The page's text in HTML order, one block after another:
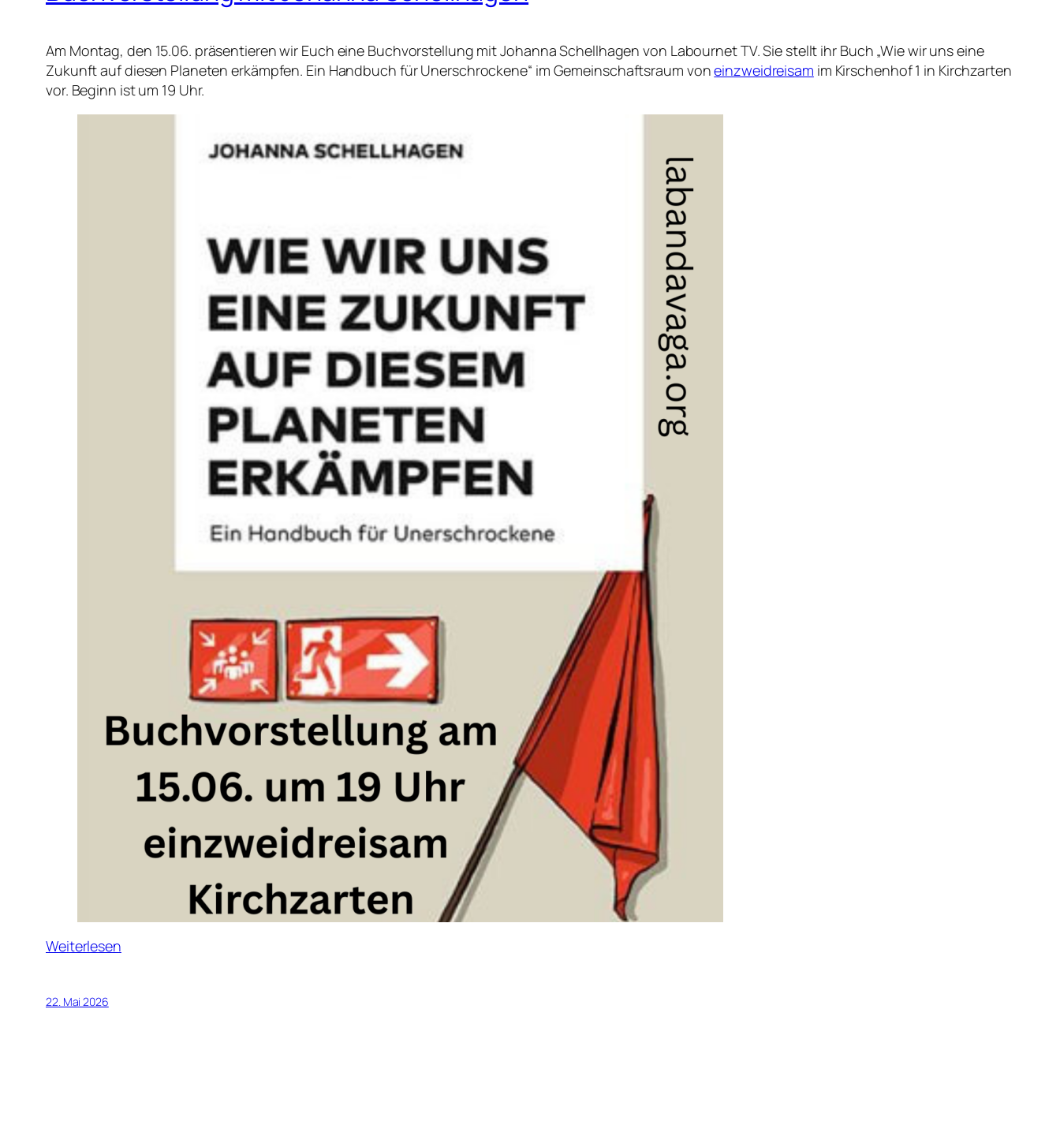
Am Montag, den 15.06. präsentieren wir Euch eine Buchvorstellung mit Johanna Schellhagen von Labournet TV. Sie stellt ihr Buch „Wie wir uns eine
Zukunft auf diesen Planeten erkämpfen. Ein Handbuch für Unerschrockene“ im Gemeinschaftsraum voneinzweidreisam im Kirschenhof 1 in Kirchzarten
vor. Beginn ist um 19 Uhr.
Weiterlesen
22. Mai 2026